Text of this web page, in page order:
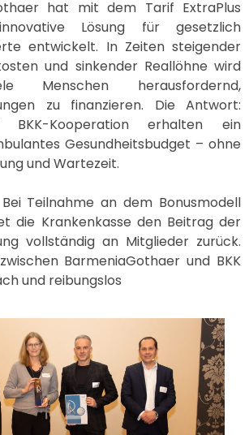
hat mit dem Tarif ExtraPlus
Lösung für gesetzlich
entwickelt. In Zeiten steigender
und sinkender Reallöhne wird
herausfordernd,
zu finanzieren. Die Antwort:
BKK-Kooperation erhalten ein
Gesundheitsbudget – ohne
und Wartezeit.
Teilnahme an dem Bonusmodell
die Krankenkasse den Beitrag der
vollständig an Mitglieder zurück.
BarmeniaGothaer und BKK
und reibungslos